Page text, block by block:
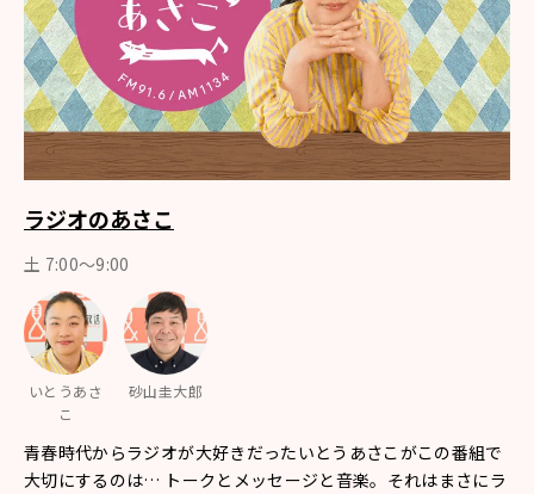
ラジオのあさこ
土 7:00～9:00
いとうあさ
こ
砂山圭大郎
青春時代からラジオが大好きだったいとうあさこがこの番組で
大切にするのは… トークとメッセージと音楽。それはまさにラ